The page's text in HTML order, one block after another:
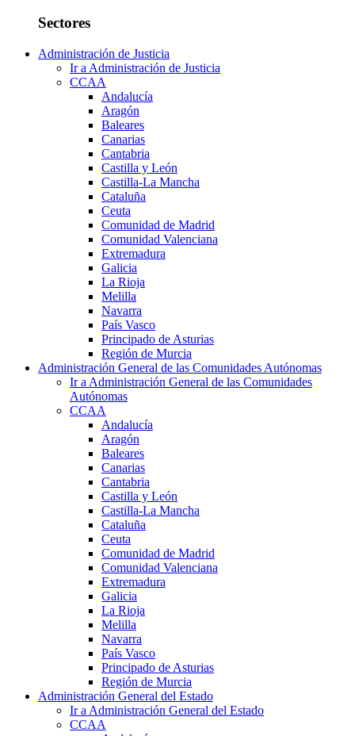
Sectores
Administración de Justicia
Ir a Administración de Justicia
CCAA
Andalucía
Aragón
Baleares
Canarias
Cantabria
Castilla y León
Castilla-La Mancha
Cataluña
Ceuta
Comunidad de Madrid
Comunidad Valenciana
Extremadura
Galicia
La Rioja
Melilla
Navarra
País Vasco
Principado de Asturias
Región de Murcia
Administración General de las Comunidades Autónomas
Ir a Administración General de las Comunidades
Autónomas
CCAA
Andalucía
Aragón
Baleares
Canarias
Cantabria
Castilla y León
Castilla-La Mancha
Cataluña
Ceuta
Comunidad de Madrid
Comunidad Valenciana
Extremadura
Galicia
La Rioja
Melilla
Navarra
País Vasco
Principado de Asturias
Región de Murcia
Administración General del Estado
Ir a Administración General del Estado
CCAA